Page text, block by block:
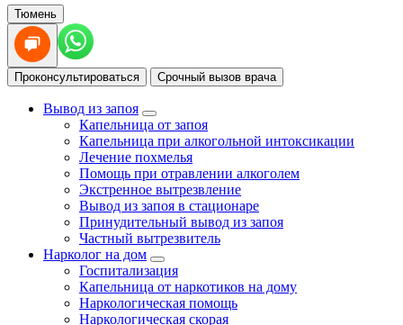
Тюмень
Проконсультироваться Срочный вызов врача
Вывод из запоя
Капельница от запоя
Капельница при алкогольной интоксикации
Лечение похмелья
Помощь при отравлении алкоголем
Экстренное вытрезвление
Вывод из запоя в стационаре
Принудительный вывод из запоя
Частный вытрезвитель
Нарколог на дом
Госпитализация
Капельница от наркотиков на дому
Наркологическая помощь
Наркологическая скорая